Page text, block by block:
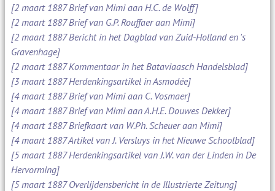
[2 maart 1887 Brief van Mimi aan H.C. de Wolff]
[2 maart 1887 Brief van G.P. Rouffaer aan Mimi]
[2 maart 1887 Bericht in het Dagblad van Zuid-Holland en 's
Gravenhage]
[2 maart 1887 Kommentaar in het Bataviaasch Handelsblad]
[3 maart 1887 Herdenkingsartikel in Asmodée]
[4 maart 1887 Brief van Mimi aan C. Vosmaer]
[4 maart 1887 Brief van Mimi aan A.H.E. Douwes Dekker]
[4 maart 1887 Briefkaart van W.Ph. Scheuer aan Mimi]
[4 maart 1887 Artikel van J. Versluys in het Nieuwe Schoolblad]
[5 maart 1887 Herdenkingsartikel van J.W. van der Linden in De
Hervorming]
[5 maart 1887 Overlijdensbericht in de Illustrierte Zeitung]